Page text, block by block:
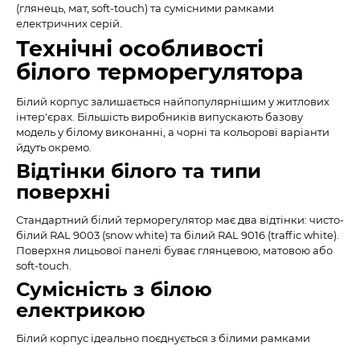
(глянець, мат, soft-touch) та сумісними рамками
електричних серій.
Технічні особливості
білого терморегулятора
Білий корпус залишається найпопулярнішим у житлових
інтер'єрах. Більшість виробників випускають базову
модель у білому виконанні, а чорні та кольорові варіанти
йдуть окремо.
Відтінки білого та типи
поверхні
Стандартний білий терморегулятор має два відтінки: чисто-
білий RAL 9003 (snow white) та білий RAL 9016 (traffic white).
Поверхня лицьової панелі буває глянцевою, матовою або
soft-touch.
Сумісність з білою
електрикою
Білий корпус ідеально поєднується з білими рамками